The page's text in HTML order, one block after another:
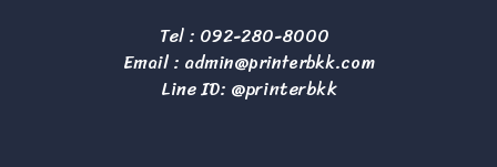
Tel : 092-280-8000
Email : admin@printerbkk.com
Line ID: @printerbkk